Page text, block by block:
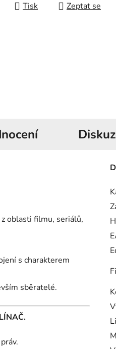
Tisk Zeptat se
oblasti filmu, seriálů,
s charakterem
sběratelé.